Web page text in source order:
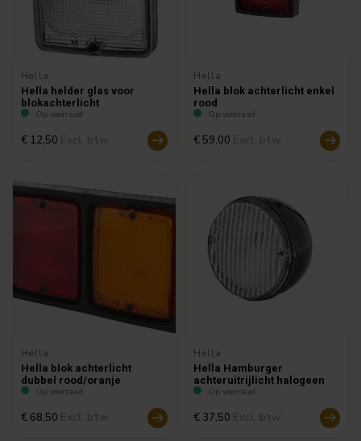
Hella
Hella helder glas voor
blokachterlicht
Op voorraad
€ 12,50
Hella
Hella blok achterlicht enkel
rood
Op voorraad
€ 59,00
Hella
Hella blok achterlicht
dubbel rood/oranje
Op voorraad
€ 68,50
Hella
Hella Hamburger
achteruitrijlicht halogeen
Op voorraad
€ 37,50